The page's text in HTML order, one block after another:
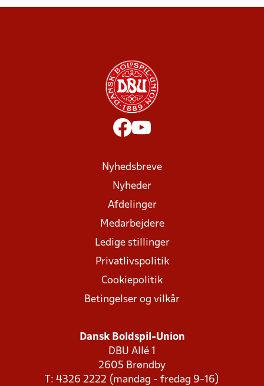
Nyhedsbreve
Nyheder
Afdelinger
Medarbejdere
Ledige stillinger
Privatlivspolitik
Cookiepolitik
Betingelser og vilkår
Dansk Boldspil-Union
DBU Allé 1
2605 Brøndby
T: 4326 2222 (mandag - fredag 9-16)